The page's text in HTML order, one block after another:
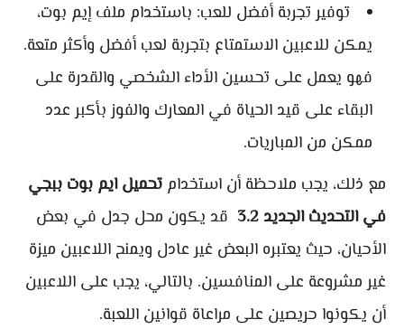
توفير تجربة أفضل للعب: باستخدام ملف إيم بوت،
يمكن للاعبين الاستمتاع بتجربة لعب أفضل وأكثر متعة.
فهو يعمل على تحسين الأداء الشخصي والقدرة على
البقاء على قيد الحياة في المعارك والفوز بأكبر عدد
ممكن من المباريات.
مع ذلك، يجب ملاحظة أن استخدام تحميل ايم بوت ببجي
في التحديث الجديد 3.2
قد يكون محل جدل في بعض
الأحيان، حيث يعتبره البعض غير عادل ويمنح اللاعبين ميزة
غير مشروعة على المنافسين. بالتالي، يجب على اللاعبين
أن يكونوا حريصين على مراعاة قوانين اللعبة.